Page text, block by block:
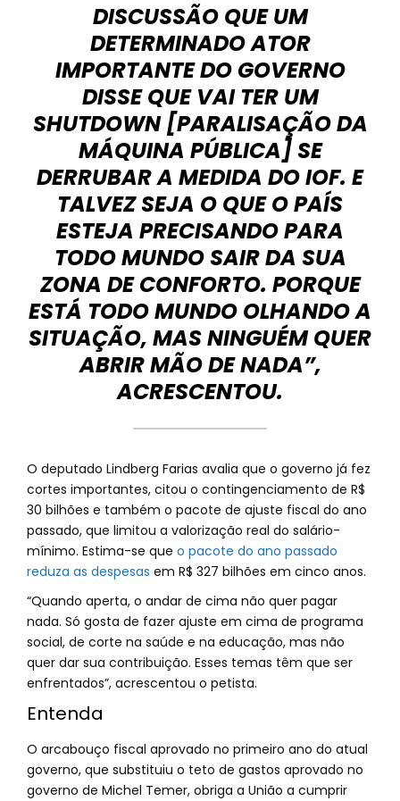
DISCUSSÃO QUE UM
DETERMINADO ATOR
IMPORTANTE DO GOVERNO
DISSE QUE VAI TER UM
SHUTDOWN [PARALISAÇÃO DA
MÁQUINA PÚBLICA] SE
DERRUBAR A MEDIDA DO IOF. E
TALVEZ SEJA O QUE O PAÍS
ESTEJA PRECISANDO PARA
TODO MUNDO SAIR DA SUA
ZONA DE CONFORTO. PORQUE
ESTÁ TODO MUNDO OLHANDO A
SITUAÇÃO, MAS NINGUÉM QUER
ABRIR MÃO DE NADA”,
ACRESCENTOU.
O deputado Lindberg Farias avalia que o governo já fez
cortes importantes, citou o contingenciamento de R$
30 bilhões e também o pacote de ajuste fiscal do ano
passado, que limitou a valorização real do salário-
mínimo. Estima-se que o pacote do ano passado
reduza as despesas em R$ 327 bilhões em cinco anos.
“Quando aperta, o andar de cima não quer pagar
nada. Só gosta de fazer ajuste em cima de programa
social, de corte na saúde e na educação, mas não
quer dar sua contribuição. Esses temas têm que ser
enfrentados”, acrescentou o petista.
Entenda
O arcabouço fiscal aprovado no primeiro ano do atual
governo, que substituiu o teto de gastos aprovado no
governo de Michel Temer, obriga a União a cumprir